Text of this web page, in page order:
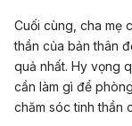
Cuối cùng, cha mẹ
thần của bản thân
quả nhất. Hy vọng
cần làm gì để
chăm sóc tinh thần